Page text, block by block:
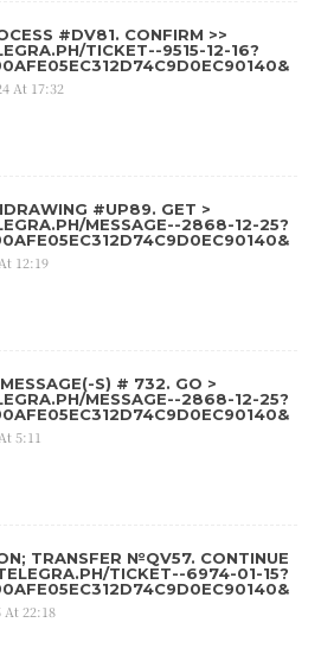
#DV81. CONFIRM >>
TICKET--9515-12-16?
At 17:32
#UP89. GET >
MESSAGE--2868-12-25?
12:19
S) # 732. GO >
MESSAGE--2868-12-25?
5:11
TRANSFER №QV57. CONTINUE
TICKET--6974-01-15?
At 22:18